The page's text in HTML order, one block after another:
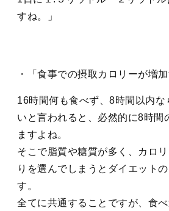
すね。
・「食事での摂取カロリーが増加
16時間何も食べず、8時間以内な
いと言われると、必然的に8時間
ますよね。
そこで脂質や糖質が多く、カロ
りを選んでしまうとダイエット
す。
全てに共通することですが、食べ